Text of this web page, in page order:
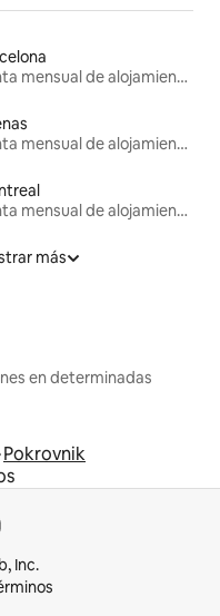
Renta mensual de alojamientos
Renta mensual de alojamientos
Renta mensual de alojamientos
más
en determinadas
Pokrovnik
Inc.